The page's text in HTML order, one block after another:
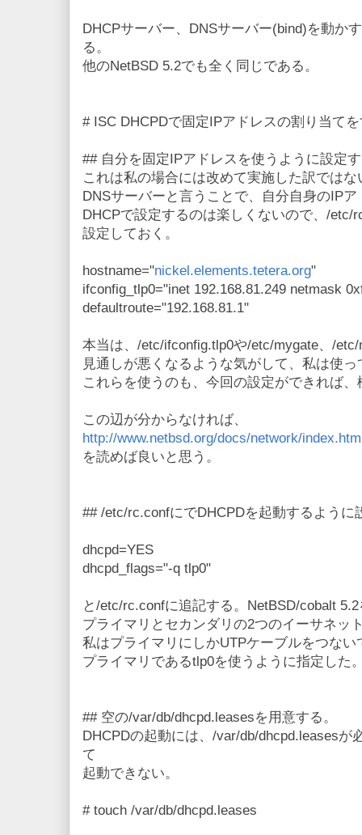
DHCPサーバー、DNSサーバー(bind)を動か
る。
他のNetBSD 5.2でも全く同じである。
# ISC DHCPDで固定IPアドレスの割り当て
## 自分を固定IPアドレスを使うように設定
これは私の場合には改めて実施した訳ではな
DNSサーバーと言うことで、自分自身のIPア
DHCPで設定するのは楽しくないので、/etc/
設定しておく。
hostname="nickel.elements.tetera.org"
ifconfig_tlp0="inet 192.168.81.249 netmask
defaultroute="192.168.81.1"
本当は、/etc/ifconfig.tlp0や/etc/mygate、/
見通しが悪くなるような気がして、私は使っ
これらを使うのも、今回の設定ができれば
この辺が分からなければ、
http://www.netbsd.org/docs/network/
を読めば良いと思う。
## /etc/rc.confにでDHCPDを起動するように
dhcpd=YES
dhcpd_flags="-q tlp0"
と/etc/rc.confに追記する。NetBSD/cobalt
プライマリとセカンダリの2つのイーサネッ
私はプライマリにしかUTPケーブルをつない
プライマリであるtlp0を使うように指定した
## 空の/var/db/dhcpd.leasesを用意する。
DHCPDの起動には、/var/db/dhcpd.leasesが
て
起動できない。
# touch /var/db/dhcpd.leases